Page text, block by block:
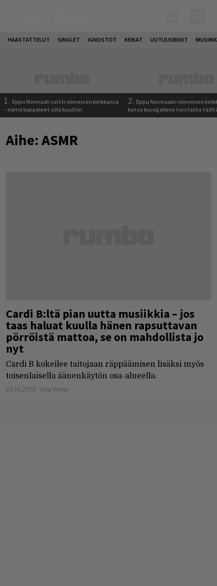
HAASTATTELUT SINGLET IGNOSTOT KEIKAT UUTUUSBIISIT
1. Eppu Normaali soitti viimeisen keikkansa
– nämä kappaleet sillä kuultiin
2. Eppu Normaalin viimeinen
katso kuvagalleria torstailta
Aihe: ASMR
Cardi B:ltä pian uutta musiikkia – jos
taas haluat kuulla hänen rapsuttavan
pörröistä mattoa, se on mahdollista jo
nyt
Cardi B kokeilee taitojaan räppäämisen lisäksi myös
toisenlaisella äänenkäytön osa-alueella.
23.10.2018 Vilja Vainio